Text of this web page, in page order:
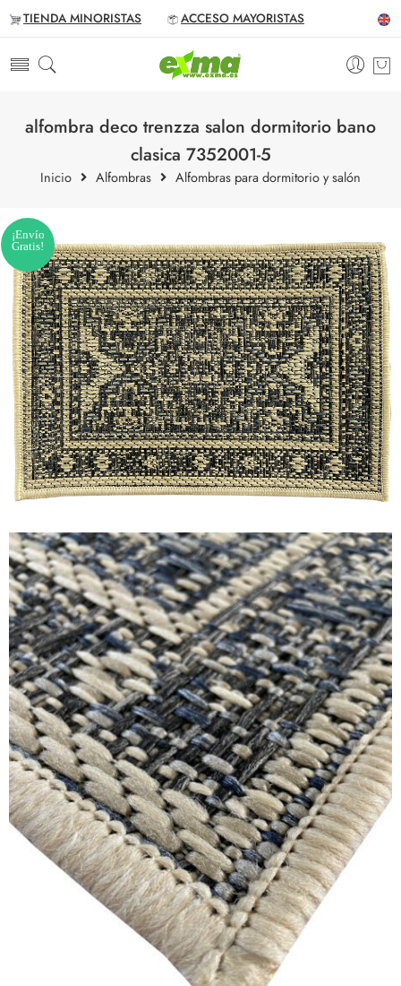
TIENDA MINORISTAS ACCESO MAYORISTAS
alfombra deco trenzza salon dormitorio bano
clasica 7352001-5
Inicio Alfombras Alfombras para dormitorio y salón
¡Envío
Gratis!